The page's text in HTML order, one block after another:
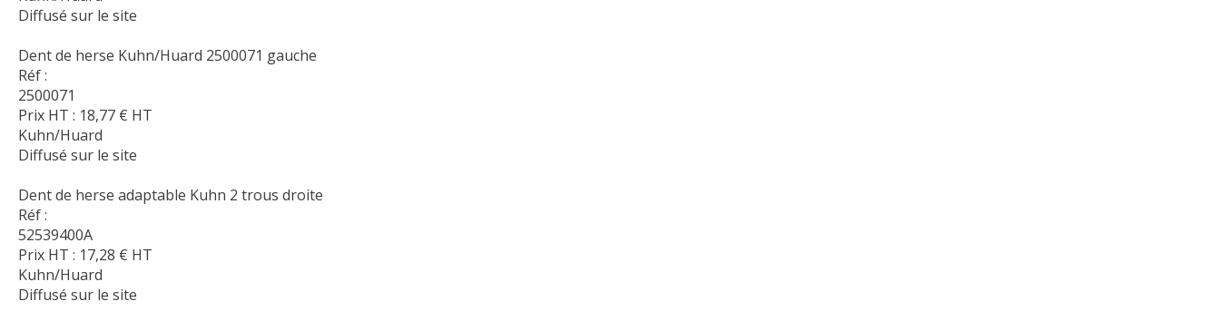
Diffusé sur le site
Dent de herse Kuhn/Huard 2500071 gauche
Réf :
2500071
Prix HT : 18,77 € HT
Kuhn/Huard
Diffusé sur le site
Dent de herse adaptable Kuhn 2 trous droite
Réf :
52539400A
Prix HT : 17,28 € HT
Kuhn/Huard
Diffusé sur le site